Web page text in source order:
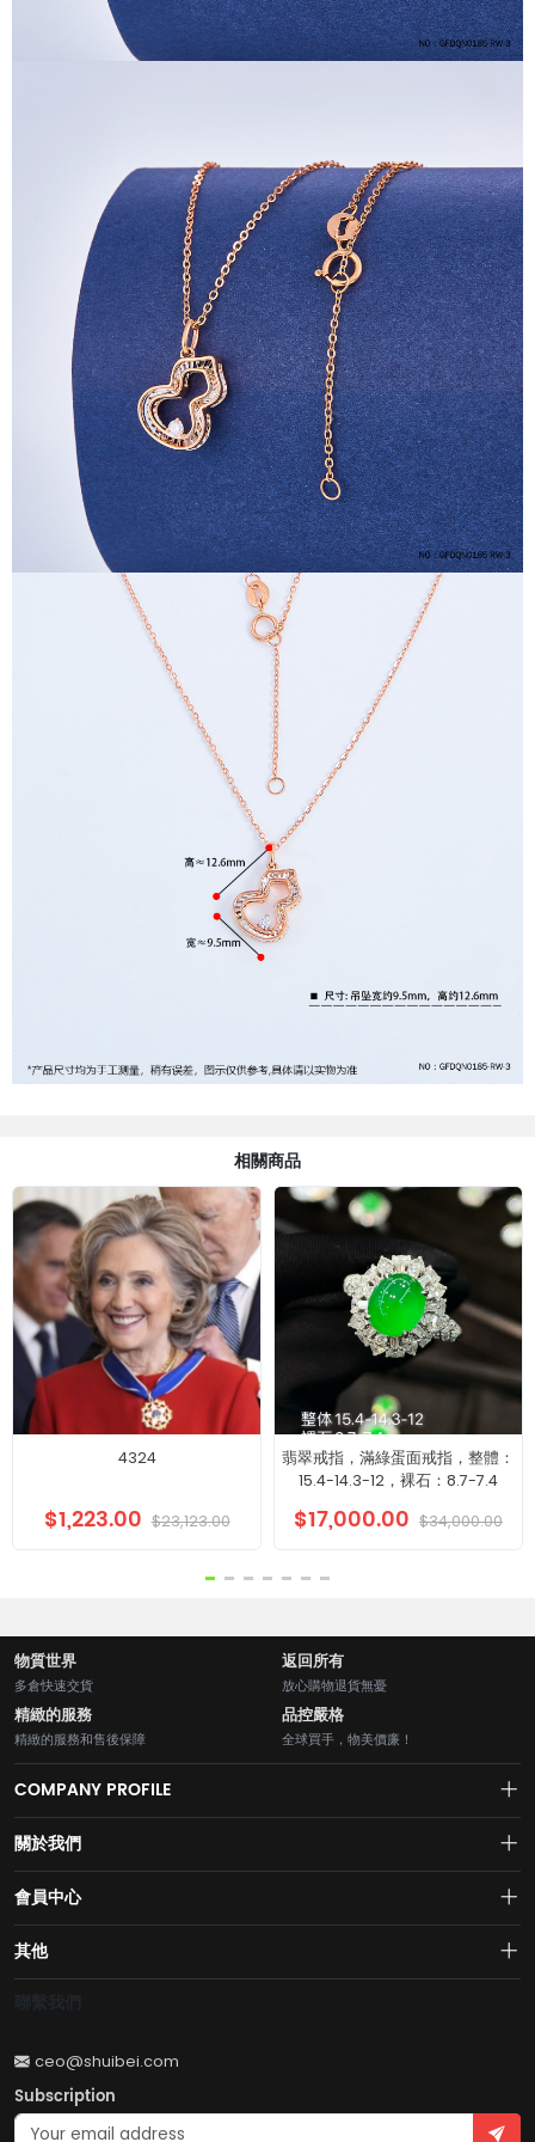
相關商品
4324
$1,223.00 $23,123.00
翡翠戒指，滿綠蛋面戒指，整體：
15.4-14.3-12，裸石：8.7-7.4
$17,000.00 $34,000.00
物質世界
多倉快速交貨
返回所有
放心購物退貨無憂
精緻的服務
精緻的服務和售後保障
品控嚴格
全球買手，物美價廉！
COMPANY PROFILE
球黃金珠寶跨境電商平臺！AI與區塊鏈的完美結合的【水貝幣$SB】引領
全球黃金珠寶穩定幣RWA新紀元！
關於我們
About us
Join us
Privacy policy
會員中心
Account
Order
Brand List
其他
Terms of use
Become a seller
ceo@shuibei.com
Subscription